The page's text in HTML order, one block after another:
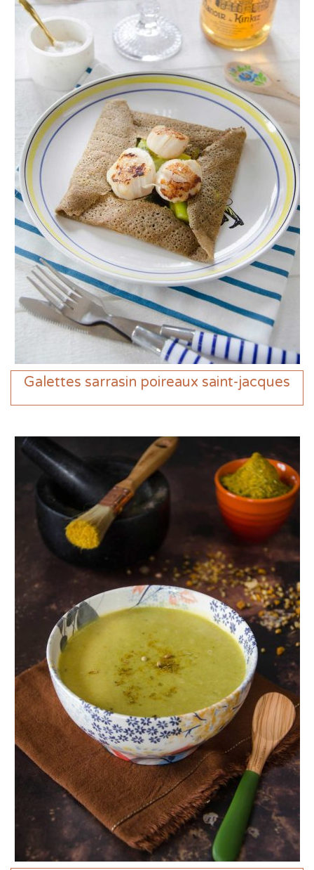
Galettes sarrasin poireaux saint-jacques